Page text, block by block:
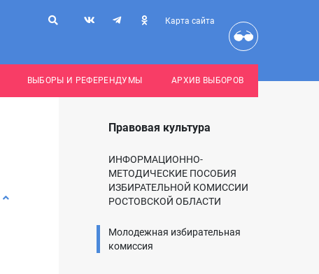
Карта сайта
ВЫБОРЫ И РЕФЕРЕНДУМЫ АРХИВ ВЫБОРОВ
Правовая культура
ИНФОРМАЦИОННО-
МЕТОДИЧЕСКИЕ ПОСОБИЯ
ИЗБИРАТЕЛЬНОЙ КОМИССИИ
РОСТОВСКОЙ ОБЛАСТИ
Молодежная избирательная
комиссия